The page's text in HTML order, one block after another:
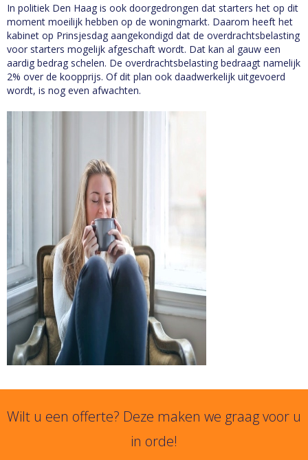
In politiek Den Haag is ook doorgedrongen dat starters het op dit
moment moeilijk hebben op de woningmarkt. Daarom heeft het
kabinet op Prinsjesdag aangekondigd dat de overdrachtsbelasting
voor starters mogelijk afgeschaft wordt. Dat kan al gauw een
aardig bedrag schelen. De overdrachtsbelasting bedraagt namelijk
2% over de koopprijs. Of dit plan ook daadwerkelijk uitgevoerd
wordt, is nog even afwachten.
Wilt u een offerte? Deze maken we graag voor u
in orde!